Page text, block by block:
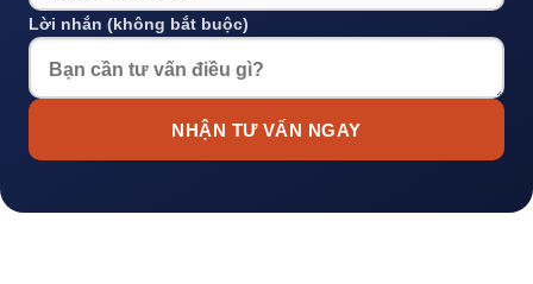
Lời nhắn (không bắt buộc)
NHẬN TƯ VẤN NGAY